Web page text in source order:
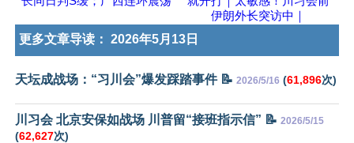
伊朗外长突访中｜
更多文章导读： 2026年5月13日
天坛成战场：“习川会”爆发踩踏事件 📝 2026/5/16 (61,896次)
川习会 北京安保如战场 川普留“接班指示信” 📝 2026/5/15
(62,627次)